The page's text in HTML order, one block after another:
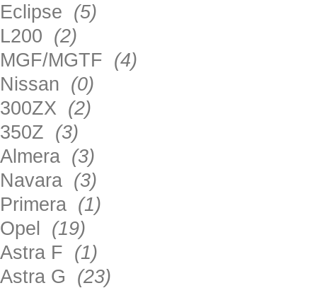
Eclipse (5)
L200 (2)
MGF/MGTF (4)
Nissan (0)
300ZX (2)
350Z (3)
Almera (3)
Navara (3)
Primera (1)
Opel (19)
Astra F (1)
Astra G (23)